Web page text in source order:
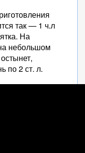
так — 1 ч.л
На
небольшом
по 2 ст. л.